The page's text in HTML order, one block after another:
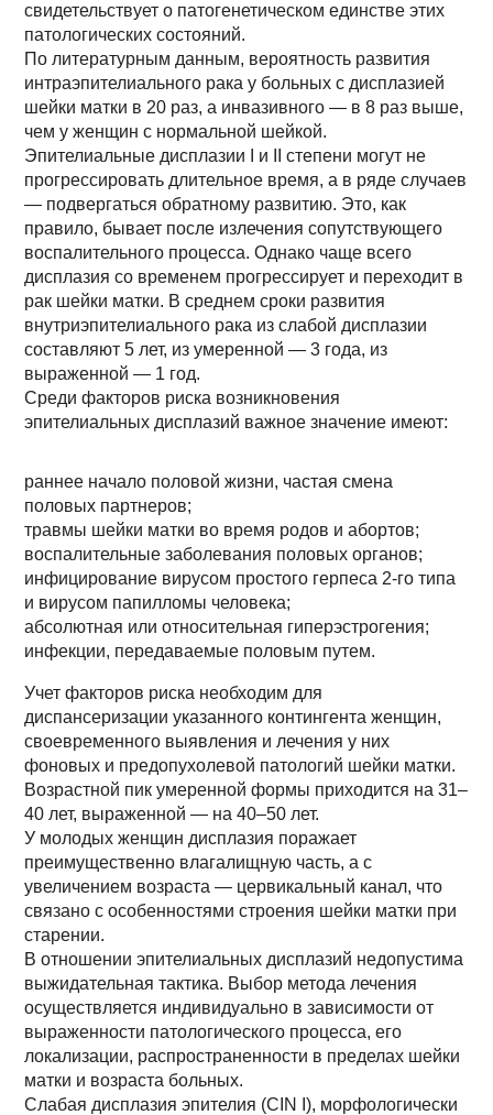
свидетельствует о патогенетическом единстве этих
патологических состояний.
По литературным данным, вероятность развития
интраэпителиального рака у больных с дисплазией
шейки матки в 20 раз, а инвазивного — в 8 раз выше,
чем у женщин с нормальной шейкой.
Эпителиальные дисплазии I и II степени могут не
прогрессировать длительное время, а в ряде случаев
— подвергаться обратному развитию. Это, как
правило, бывает после излечения сопутствующего
воспалительного процесса. Однако чаще всего
дисплазия со временем прогрессирует и переходит в
рак шейки матки. В среднем сроки развития
внутриэпителиального рака из слабой дисплазии
составляют 5 лет, из умеренной — 3 года, из
выраженной — 1 год.
Среди факторов риска возникновения
эпителиальных дисплазий важное значение имеют:
раннее начало половой жизни, частая смена
половых партнеров;
травмы шейки матки во время родов и абортов;
воспалительные заболевания половых органов;
инфицирование вирусом простого герпеса 2-го типа
и вирусом папилломы человека;
абсолютная или относительная гиперэстрогения;
инфекции, передаваемые половым путем.
Учет факторов риска необходим для
диспансеризации указанного контингента женщин,
своевременного выявления и лечения у них
фоновых и предопухолевой патологий шейки матки.
Возрастной пик умеренной формы приходится на 31–
40 лет, выраженной — на 40–50 лет.
У молодых женщин дисплазия поражает
преимущественно влагалищную часть, а с
увеличением возраста — цервикальный канал, что
связано с особенностями строения шейки матки при
старении.
В отношении эпителиальных дисплазий недопустима
выжидательная тактика. Выбор метода лечения
осуществляется индивидуально в зависимости от
выраженности патологического процесса, его
локализации, распространенности в пределах шейки
матки и возраста больных.
Слабая дисплазия эпителия (CIN I), морфологически